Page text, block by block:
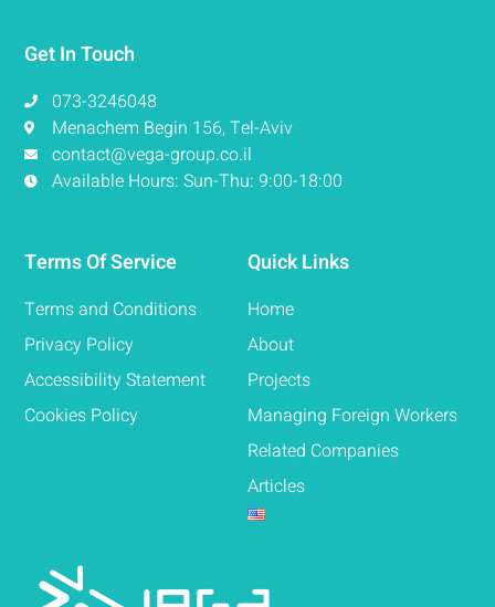
Quick Links
Home
About
Projects
Managing Foreign Workers
Related Companies
Articles
Terms Of Service
Terms and Conditions
Privacy Policy
Accessibility Statement
Cookies Policy
Get In Touch
073-3246048
Menachem Begin 156, Tel-Aviv
contact@vega-group.co.il
Available Hours: Sun-Thu: 9:00-18:00